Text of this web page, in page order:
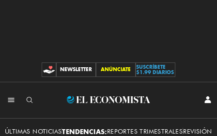
CONTRIBUCIONES
NEWSLETTER ANÚNCIATE
SUSCRÍBETE
$1.99 DIARIOS
El
ÚLTIMAS NOTICIASTENDENCIAS:REPORTES TRIMESTRALESREVISIÓN